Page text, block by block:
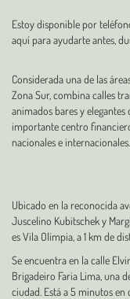
Estoy disponible por
aquí para ayudarte antes,
Considerada una de las
Zona Sur, combina calles
animados bares y
importante centro
nacionales e internacionales.
Ubicado en la reconocida
Juscelino Kubitschek y
es Vila Olímpia, a 1 km de
Se encuentra en la calle
Brigadeiro Faria Lima, una
ciudad. Está a 5 minutos en